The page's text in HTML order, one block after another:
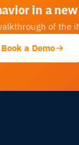
in a
of the
Book a Demo